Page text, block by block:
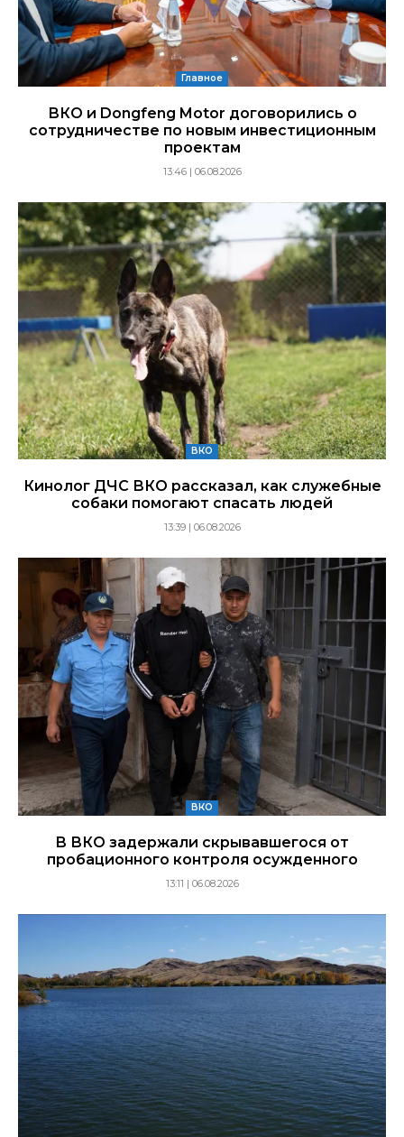
Главное
ВКО и Dongfeng Motor договорились о
сотрудничестве по новым инвестиционным
проектам
13:46 | 06.08.2026
ВКО
Кинолог ДЧС ВКО рассказал, как служебные
собаки помогают спасать людей
13:39 | 06.08.2026
ВКО
В ВКО задержали скрывавшегося от
пробационного контроля осужденного
13:11 | 06.08.2026